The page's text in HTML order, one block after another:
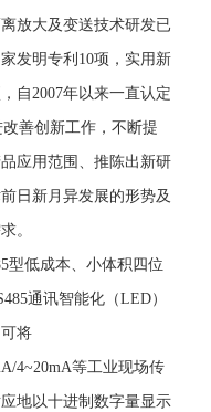
放大及变送技术研发已
发明专利10项，实用新
自2007年以来一直认定
善创新工作，不断提
应用范围、推陈出新研
日新月异发展的形势及
。
型低成本、小体积四位
通讯智能化（LED）
将
4~20mA等工业现场传
地以十进制数字量显示